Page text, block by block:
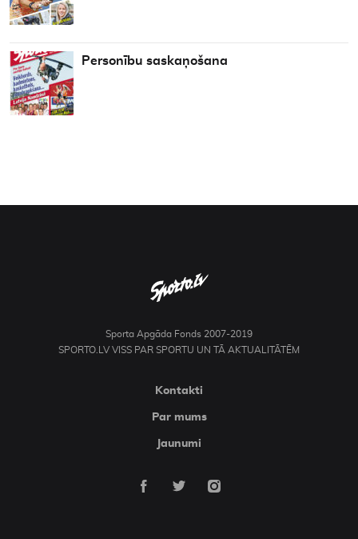
Personību saskaņošana
Sporta Apgāda Fonds 2007-2019
SPORTO.LV VISS PAR SPORTU UN TĀ AKTUALITĀTĒM
Kontakti
Par mums
Jaunumi